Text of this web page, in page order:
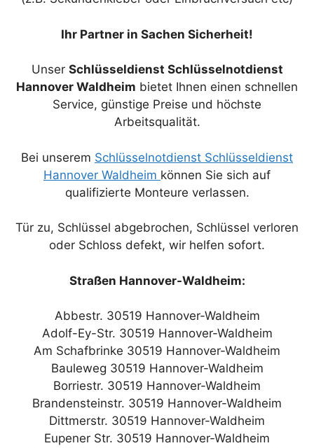
Ihr Partner in Sachen Sicherheit!
Unser Schlüsseldienst Schlüsselnotdienst
Hannover Waldheim bietet Ihnen einen schnellen
Service, günstige Preise und höchste
Arbeitsqualität.
Bei unserem Schlüsselnotdienst Schlüsseldienst
Hannover Waldheim können Sie sich auf
qualifizierte Monteure verlassen.
Tür zu, Schlüssel abgebrochen, Schlüssel verloren
oder Schloss defekt, wir helfen sofort.
Straßen Hannover-Waldheim:
Abbestr. 30519 Hannover-Waldheim
Adolf-Ey-Str. 30519 Hannover-Waldheim
Am Schafbrinke 30519 Hannover-Waldheim
Bauleweg 30519 Hannover-Waldheim
Borriestr. 30519 Hannover-Waldheim
Brandensteinstr. 30519 Hannover-Waldheim
Dittmerstr. 30519 Hannover-Waldheim
Eupener Str. 30519 Hannover-Waldheim